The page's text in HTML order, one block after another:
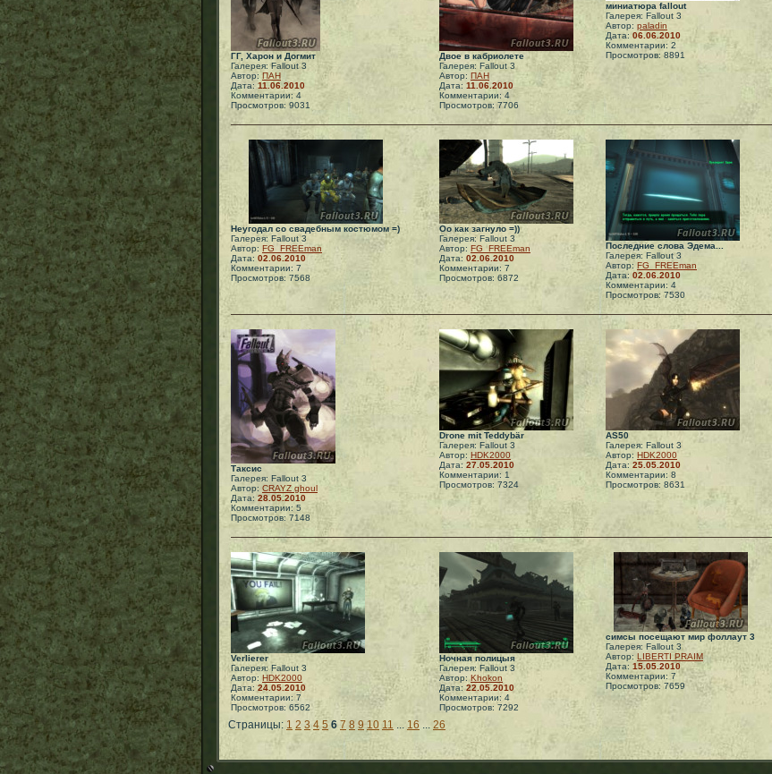
ГГ, Харон и Догмит
Галерея: Fallout 3
Автор:ПАН
Дата: 11.06.2010
Комментарии: 4
Просмотров: 9031
Двое в кабриолете
Галерея: Fallout 3
Автор: ПАН
Дата: 11.06.2010
Комментарии: 4
Просмотров: 7706
миниатюра fallout
Галерея: Fallout 3
Автор: paladin
Дата: 06.06.2010
Комментарии: 2
Просмотров: 8891
Неугодал со свадебным костюмом =)
Галерея: Fallout 3
Автор: FG_FREEman
Дата: 02.06.2010
Комментарии: 7
Просмотров: 7568
Оо как загнуло =))
Галерея: Fallout 3
Автор: FG_FREEman
Дата: 02.06.2010
Комментарии: 7
Просмотров: 6872
Последние слова Эдема...
Галерея: Fallout 3
Автор: FG_FREEman
Дата: 02.06.2010
Комментарии: 4
Просмотров: 7530
Таксис
Галерея: Fallout 3
Автор: CRAYZ ghoul
Дата: 28.05.2010
Комментарии: 5
Просмотров: 7148
Drone mit Teddybär
Галерея: Fallout 3
Автор: HDK2000
Дата: 27.05.2010
Комментарии: 1
Просмотров: 7324
AS50
Галерея: Fallout 3
Автор: HDK2000
Дата: 25.05.2010
Комментарии: 8
Просмотров: 8631
Verlierer
Галерея: Fallout 3
Автор: HDK2000
Дата: 24.05.2010
Комментарии: 7
Просмотров: 6562
Ночная полицыя
Галерея: Fallout 3
Автор: Khokon
Дата:22.05.2010
Комментарии: 4
Просмотров: 7292
симсы посещают мир фоллаут 3
Галерея: Fallout 3
Автор: LIBERTI PRAIM
Дата: 15.05.2010
Комментарии: 7
Просмотров: 7659
Страницы: 1 2 3 4 5 6 7 8 9 10 11 ... 16 ... 26